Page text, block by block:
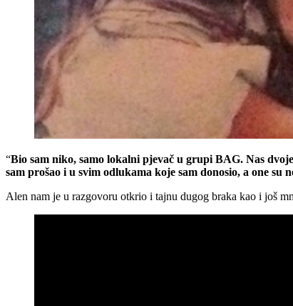
“Bio sam niko, samo lokalni pjevač u grupi BAG. Nas
sam prošao i u svim odlukama koje sam donosio, a one
Alen nam je u razgovoru otkrio i tajnu dugog braka kao i još